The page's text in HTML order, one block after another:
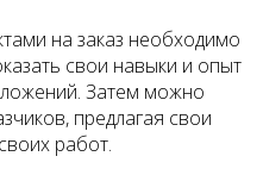
на заказ необходимо
свои навыки и опыт
Затем можно
предлагая свои
работ.